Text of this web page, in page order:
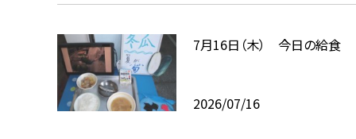
7月16日（木） 今日の給食
2026/07/16